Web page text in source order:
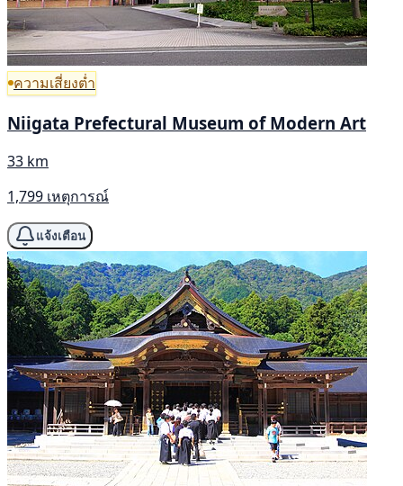
ความเสี่ยงต่ำ
Niigata Prefectural Museum of Modern Art
33 km
1,799 เหตุการณ์
แจ้งเตือน